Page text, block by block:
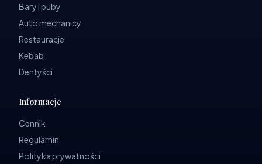
Bary i puby
Auto mechanicy
Restauracje
Kebab
Dentyści
Informacje
Cennik
Regulamin
Polityka prywatności